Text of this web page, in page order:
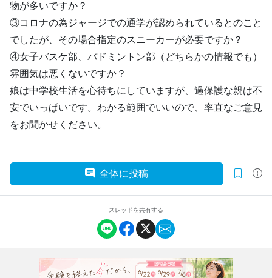
物が多いですか？
③コロナの為ジャージでの通学が認められているとのこと
でしたが、その場合指定のスニーカーが必要ですか？
④女子バスケ部、バドミントン部（どちらかの情報でも）
雰囲気は悪くないですか？
娘は中学校生活を心待ちにしていますが、過保護な親は不
安でいっぱいです。わかる範囲でいいので、率直なご意見
をお聞かせください。
全体に投稿
スレッドを共有する